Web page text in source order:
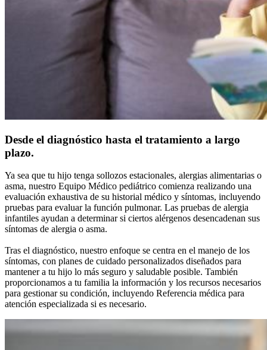
Desde el diagnóstico hasta el tratamiento a largo
plazo.
Ya sea que tu hijo tenga sollozos estacionales, alergias alimentarias o
asma, nuestro Equipo Médico pediátrico comienza realizando una
evaluación exhaustiva de su historial médico y síntomas, incluyendo
pruebas para evaluar la función pulmonar. Las pruebas de alergia
infantiles ayudan a determinar si ciertos alérgenos desencadenan sus
síntomas de alergia o asma.
Tras el diagnóstico, nuestro enfoque se centra en el manejo de los
síntomas, con planes de cuidado personalizados diseñados para
mantener a tu hijo lo más seguro y saludable posible. También
proporcionamos a tu familia la información y los recursos necesarios
para gestionar su condición, incluyendo Referencia médica para
atención especializada si es necesario.